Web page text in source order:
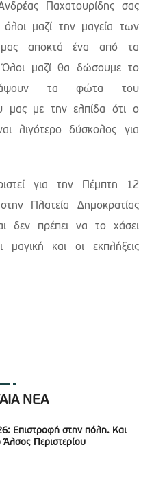
Παχατουρίδης σας
μαζί την μαγεία των
αποκτά ένα από τα
Όλοι μαζί θα δώσουμε το
τα φώτα του
μας με την ελπίδα ότι ο
λιγότερο δύσκολος για
για την Πέμπτη 12
Πλατεία Δημοκρατίας
δεν πρέπει να το χάσει
μαγική και οι εκπλήξεις
ΝΕΑ
Επιστροφή στην πόλη. Και
Περιστερίου